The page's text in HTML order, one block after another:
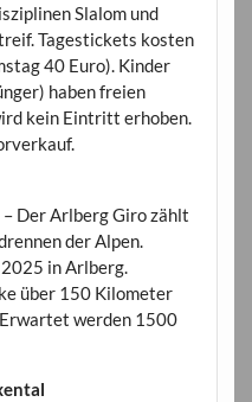
Slalom und
Tagestickets kosten
40 Euro). Kinder
haben freien
kein Eintritt erhoben.
– Der Arlberg Giro zählt
der Alpen.
in Arlberg.
über 150 Kilometer
werden 1500